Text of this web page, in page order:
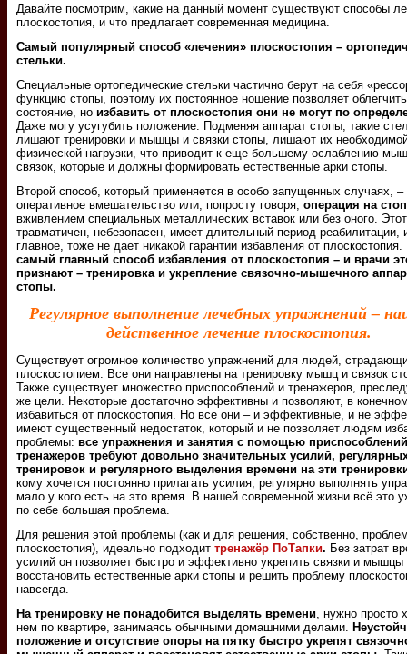
Давайте посмотрим, какие на данный момент существуют способы
плоскостопия, и что предлагает современная медицина.
Самый популярный способ «лечения» плоскостопия –
стельки.
Специальные ортопедические стельки частично берут на себя
функцию стопы, поэтому их постоянное ношение позволяет облегчить
состояние, но избавить от плоскостопия они не могут по
Даже могу усугубить положение. Подменяя аппарат стопы, такие
лишают тренировки и мышцы и связки стопы, лишают их
физической нагрузки, что приводит к еще большему ослаблению
связок, которые и должны формировать естественные арки стопы.
Второй способ, который применяется в особо запущенных случаях, –
оперативное вмешательство или, попросту говоря, операция на
вживлением специальных металлических вставок или без оного.
травматичен, небезопасен, имеет длительный период реабилитации,
главное, тоже не дает никакой гарантии избавления от
самый главный способ избавления от плоскостопия – и врачи
признают – тренировка и укрепление связочно-мышечного
стопы.
Peгуляpнoe выпoлнeниe лeчeбныx упpaжнeний –
действенное лечение плоскостопия.
Существует огромное количество упражнений для людей,
плоскостопием. Все они направлены на тренировку мышц и связок
Также существует множество приспособлений и тренажеров,
же цели. Некоторые достаточно эффективны и позволяют, в
избавиться от плоскостопия. Но все они – и эффективные, и не
имеют существенный недостаток, который и не позволяет людям
проблемы: все упражнения и занятия с помощью
тренажеров требуют довольно значительных усилий,
тренировок и регулярного выделения времени на эти
кому хочется постоянно прилагать усилия, регулярно выполнять
мало у кого есть на это время. В нашей современной жизни всё это
по себе большая проблема.
Для решения этой проблемы (как и для решения, собственно,
плоскостопия), идеально подходит тренажёр ПоТапки. Без затрат
усилий он позволяет быстро и эффективно укрепить связки и мышцы
восстановить естественные арки стопы и решить проблему
навсегда.
На тренировку не понадобится выделять времени , нужно просто
нем по квартире, занимаясь обычными домашними делами.
положение и отсутствие опоры на пятку быстро укрепят